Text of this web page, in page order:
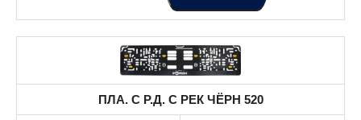
ПЛА. С Р.Д. С РЕК ЧЁРН 520